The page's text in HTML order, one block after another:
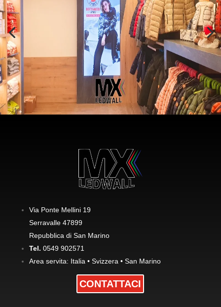
Via Ponte Mellini 19
Serravalle 47899
Repubblica di San Marino
Tel. 0549 902571
Area servita: Italia • Svizzera • San Marino
CONTATTACI